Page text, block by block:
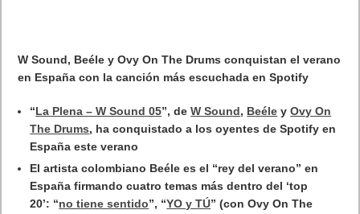
W Sound, Beéle y Ovy On The Drums conquistan el verano
en España con la canción más escuchada en Spotify
“La Plena – W Sound 05”, deW Sound,BeéleyOvy On
The Drums, ha conquistado a los oyentes de Spotify en
España este verano
El artista colombiano Beéle es el “rey del verano” en
España firmando cuatro temas más dentro del ‘top
20’: “no tiene sentido”, “YO y TÚ” (con Ovy On The